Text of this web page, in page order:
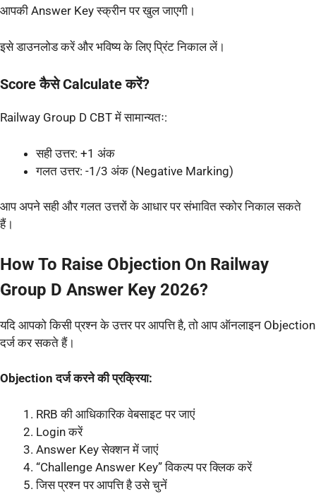
आपकी Answer Key स्क्रीन पर खुल जाएगी।
इसे डाउनलोड करें और भविष्य के लिए प्रिंट निकाल लें।
Score कैसे Calculate करें?
Railway Group D CBT में सामान्यतः:
सही उत्तर: +1 अंक
गलत उत्तर: -1/3 अंक (Negative Marking)
आप अपने सही और गलत उत्तरों के आधार पर संभावित स्कोर निकाल सकते
हैं।
How To Raise Objection On Railway
Group D Answer Key 2026?
यदि आपको किसी प्रश्न के उत्तर पर आपत्ति है, तो आप ऑनलाइन Objection
दर्ज कर सकते हैं।
Objection दर्ज करने की प्रक्रिया:
RRB की आधिकारिक वेबसाइट पर जाएं
Login करें
Answer Key सेक्शन में जाएं
“Challenge Answer Key” विकल्प पर क्लिक करें
जिस प्रश्न पर आपत्ति है उसे चुनें